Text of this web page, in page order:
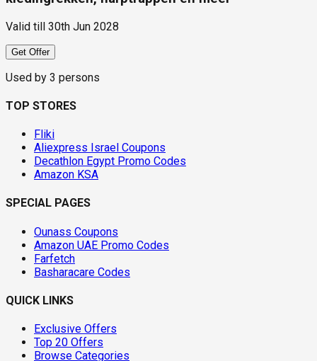
Valid till 30th Jun 2028
Get Offer
Used by 3 persons
TOP STORES
Fliki
Aliexpress Israel Coupons
Decathlon Egypt Promo Codes
Amazon KSA
SPECIAL PAGES
Ounass Coupons
Amazon UAE Promo Codes
Farfetch
Basharacare Codes
QUICK LINKS
Exclusive Offers
Top 20 Offers
Browse Categories